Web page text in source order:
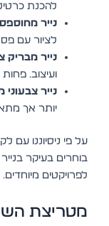
להכנת
נייר
לציור עם
נייר מבריק
ועיצוב.
נייר צבעוני
יותר אך
על פי ניסיוננו עם
לפרויקטים
מטריצת